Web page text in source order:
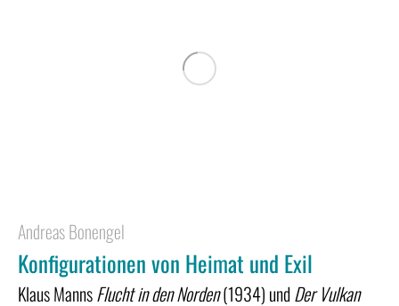
Andreas Bonengel
Konfigurationen von Heimat und Exil
Klaus MannsFlucht in den Norden(1934) undDer Vulkan